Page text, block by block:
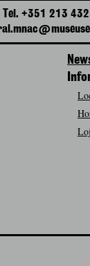
Tel. +351 213